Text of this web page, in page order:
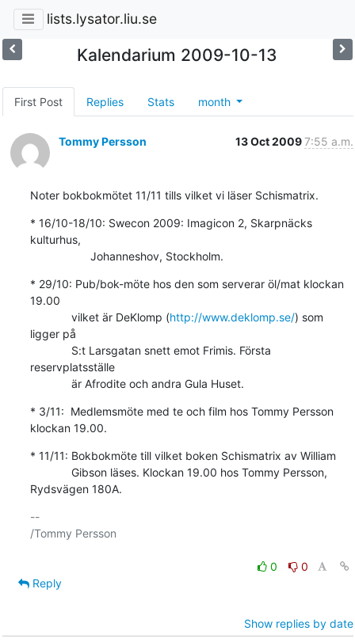
lists.lysator.liu.se
Kalendarium 2009-10-13
First Post Replies Stats month
Tommy Persson 13 Oct 20097:55 a.m.
Noter bokbokmötet 11/11 tills vilket vi läser Schismatrix.
* 16/10-18/10: Swecon 2009: Imagicon 2, Skarpnäcks
kulturhus,
                   Johanneshov, Stockholm.
* 29/10: Pub/bok-möte hos den som serverar öl/mat klockan
19.00
             vilket är DeKlomp (
http://www.deklomp.se/) som
ligger på
reservplatsställe
             är Afrodite och andra Gula Huset.
* 3/11:  Medlemsmöte med te och film hos Tommy Persson
klockan 19.00.
* 11/11: Bokbokmöte till vilket boken Schismatrix av William
Rydsvägen 180A.
--
/Tommy Persson
0
0
Reply
Show replies by date